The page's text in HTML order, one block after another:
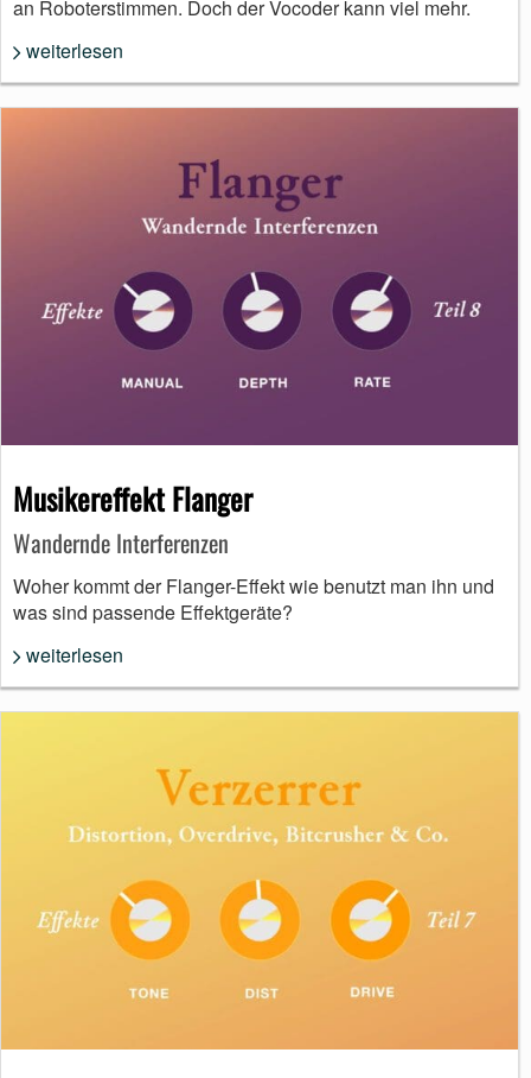
an Roboterstimmen. Doch der Vocoder kann viel mehr.
weiterlesen
Musikereffekt Flanger
Wandernde Interferenzen
Woher kommt der Flanger-Effekt wie benutzt man ihn und
was sind passende Effektgeräte?
weiterlesen